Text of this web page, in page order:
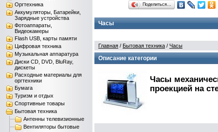
Оргтехника
Аккумуляторы, Батарейки,
Зарядные устройства
Фотоаппараты,
Видеокамеры
Flash USB, карты памяти
Цифровая техника
Музыкальная аппаратура
Диски CD, DVD, BluRay,
дискеты
Расходные материалы для
оргтехники
Бумага
Туризм и отдых
Спортивные товары
Бытовая техника
Антенны телевизионные
Вентиляторы бытовые
Поделиться…
Часы
Главная / Бытовая техника / Часы
Описание категории
Часы
проекцией на